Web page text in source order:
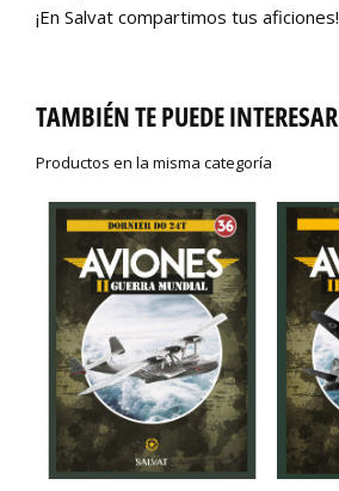
¡En Salvat compartimos tus aficiones!
TAMBIÉN TE PUEDE INTERESAR
Productos en la misma categoría